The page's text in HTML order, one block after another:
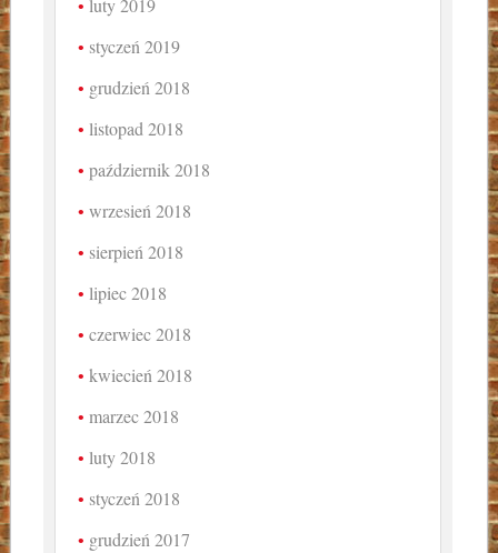
luty 2019
styczeń 2019
grudzień 2018
listopad 2018
październik 2018
wrzesień 2018
sierpień 2018
lipiec 2018
czerwiec 2018
kwiecień 2018
marzec 2018
luty 2018
styczeń 2018
grudzień 2017